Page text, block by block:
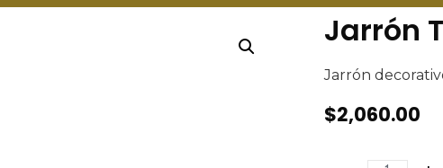
Jarrón
Jarrón
$2,060.00